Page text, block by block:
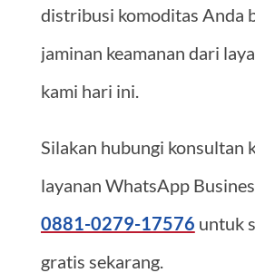
distribusi komoditas Anda
jaminan keamanan dari
kami hari ini.
Silakan hubungi konsultan
layanan WhatsApp
0881-0279-17576 untuk
gratis sekarang.